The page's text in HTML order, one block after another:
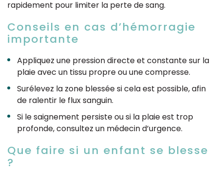
rapidement pour limiter la perte de sang.
Conseils en cas d’hémorragie
importante
Appliquez une pression directe et constante sur la
plaie avec un tissu propre ou une compresse.
Surélevez la zone blessée si cela est possible, afin
de ralentir le flux sanguin.
Si le saignement persiste ou si la plaie est trop
profonde, consultez un médecin d’urgence.
Que faire si un enfant se blesse
?